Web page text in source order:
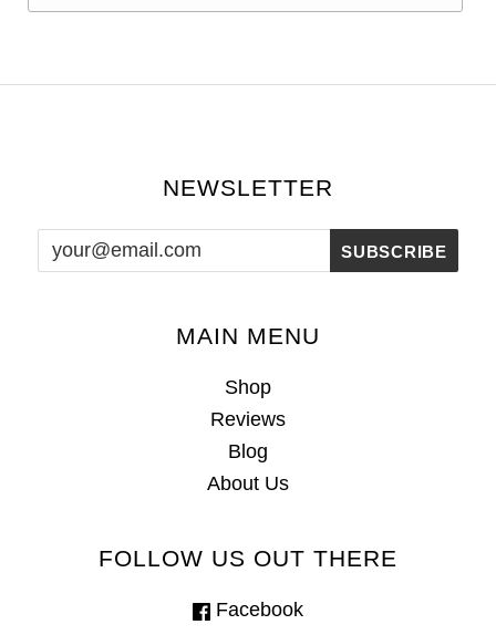
NEWSLETTER
MAIN MENU
Shop
Reviews
Blog
About Us
FOLLOW US OUT THERE
Facebook